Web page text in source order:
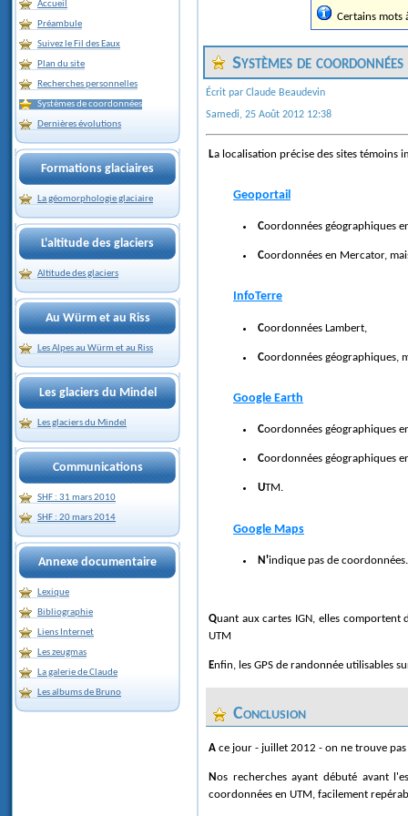
Accueil
Préambule
Suivez le Fil des Eaux
Plan du site
Recherches personnelles
Systèmes de coordonnées
Dernières évolutions
Formations glaciaires
La géomorphologie glaciaire
L'altitude des glaciers
Altitude des glaciers
Au Würm et au Riss
Les Alpes au Würm et au Riss
Les glaciers du Mindel
Les glaciers du Mindel
Communications
SHF : 31 mars 2010
SHF : 20 mars 2014
Annexe documentaire
Lexique
Bibliographie
Liens Internet
Les zeugmas
La galerie de Claude
Les albums de Bruno
Certains mots
Systèmes de
Écrit par Claude Beaudevin
Samedi, 25 Août 2012 12:38
La localisation précise des sites
Geoportail
Coordonnées géographiques
Coordonnées en Mercator,
InfoTerre
Coordonnées Lambert,
Coordonnées géographiques,
Google Earth
Coordonnées géographiques
Coordonnées géographiques
UTM.
Google Maps
N'indique pas de coordonnées.
Quant aux cartes IGN, elles comportent des amorces dans des systèmes variés autant qu'obsolètes, mais bien français : coordonnées exprimés en grades, en Lambert. Heureusement, leur carroyage est en
UTM
Enfin, les GPS de randonnée utilisables
Conclusion
A ce jour - juillet 2012 - on ne trouve
Nos recherches ayant débuté avant l'essor des logiciels de navigation, essentiellement en effectuant des reconnaissances sur le terrain, nous avions exprimé à cette époque, sur nos tableaux, les
coordonnées en UTM, facilement